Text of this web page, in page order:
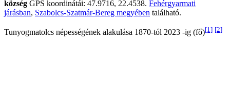
község GPS koordinátái: 47.9716, 22.4538. Fehérgyarmati
járásban, Szabolcs-Szatmár-Bereg megyében található.
Tunyogmatolcs népességének alakulása 1870-tól 2023 -ig (fő)[1] [2]